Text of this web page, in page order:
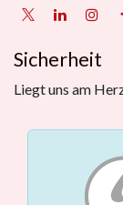
Sicherheit
Liegt uns am